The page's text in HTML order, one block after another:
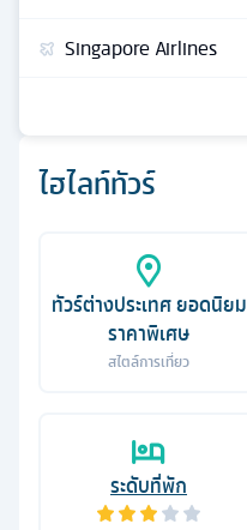
ไฮไลท์ทัวร์
ทัวร์ต่างประเทศ ยอดนิยม
ราคาพิเศษ
สไตล์การเที่ยว
ระดับที่พัก
Singapore Airlines